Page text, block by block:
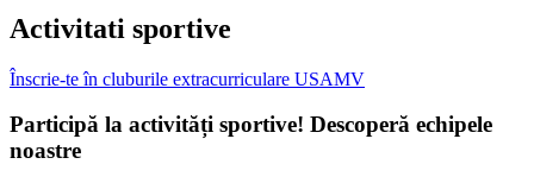
Activitati sportive
Înscrie-te în cluburile extracurriculare USAMV
Participă la activități sportive! Descoperă echipele
noastre